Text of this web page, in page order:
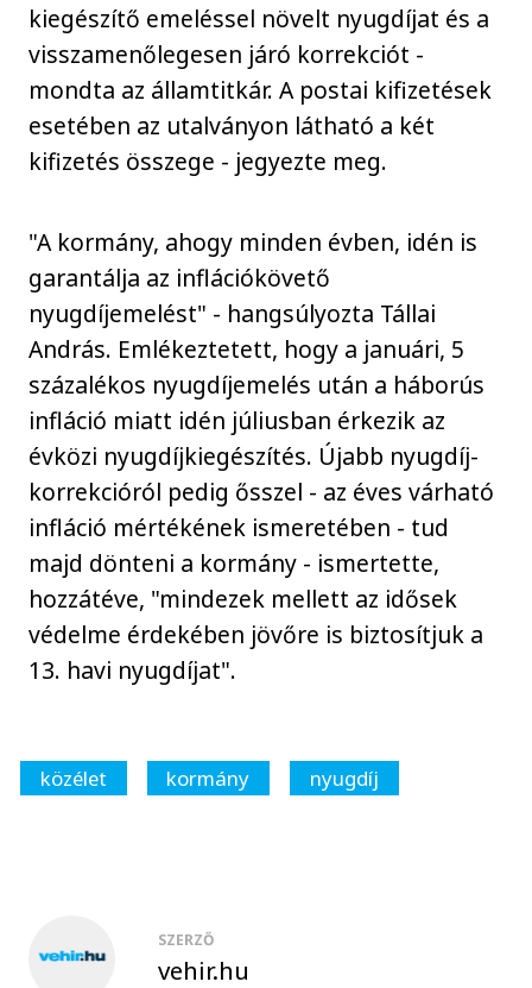
kiegészítő emeléssel növelt nyugdíjat és a
visszamenőlegesen járó korrekciót -
mondta az államtitkár. A postai kifizetések
esetében az utalványon látható a két
kifizetés összege - jegyezte meg.
"A kormány, ahogy minden évben, idén is
garantálja az inflációkövető
nyugdíjemelést" - hangsúlyozta Tállai
András. Emlékeztetett, hogy a januári, 5
százalékos nyugdíjemelés után a háborús
infláció miatt idén júliusban érkezik az
évközi nyugdíjkiegészítés. Újabb nyugdíj-
korrekcióról pedig ősszel - az éves várható
infláció mértékének ismeretében - tud
majd dönteni a kormány - ismertette,
hozzátéve, "mindezek mellett az idősek
védelme érdekében jövőre is biztosítjuk a
13. havi nyugdíjat".
közélet kormány nyugdíj
SZERZŐ
vehir.hu